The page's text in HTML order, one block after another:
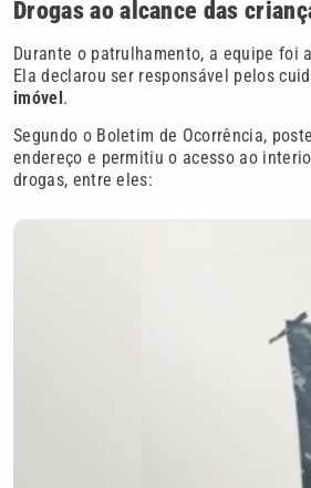
Drogas ao alcance das
Durante o patrulhamento, a equipe foi
Ela declarou ser responsável pelos
imóvel.
Segundo o Boletim de Ocorrência,
endereço e permitiu o acesso ao
drogas, entre eles: